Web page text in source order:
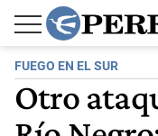
FUEGO EN EL SUR
Otro